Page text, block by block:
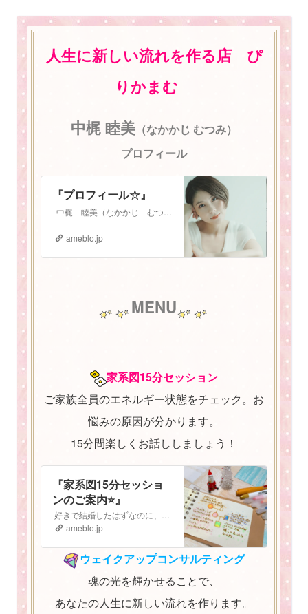
人生に新しい流れを作る店 ぴ
りかまむ
中梶 睦美 （なかかじ むつみ）
プロフィール
『プロフィール☆』
ameblo.jp
MENU
家系図15分セッション
ご家族全員のエネルギー状態をチェック。お
悩みの原因が分かります。
15分間楽しくお話ししましょう！
『家系図15分セッショ
ンのご案内⭐️』
ameblo.jp
ウェイクアップコンサルティング
魂の光を輝かせることで、
あなたの人生に新しい流れを作ります。